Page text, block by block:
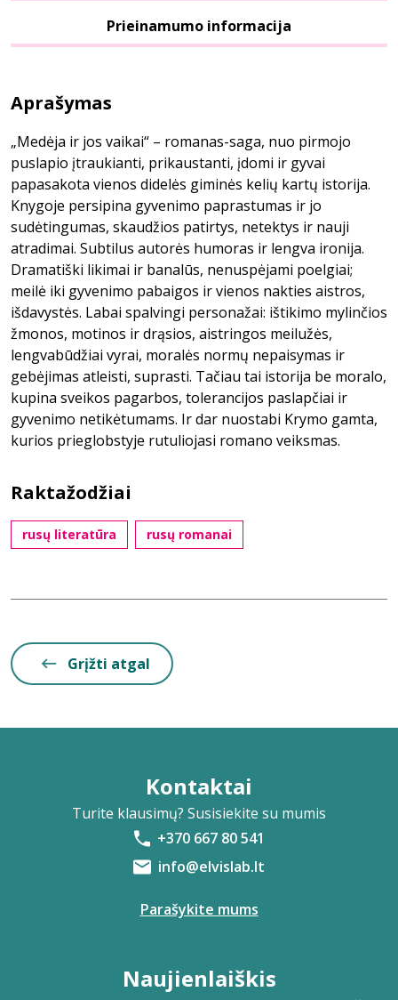
Prieinamumo informacija
Aprašymas
„Medėja ir jos vaikai“ – romanas-saga, nuo pirmojo
puslapio įtraukianti, prikaustanti, įdomi ir gyvai
papasakota vienos didelės giminės kelių kartų istorija.
Knygoje persipina gyvenimo paprastumas ir jo
sudėtingumas, skaudžios patirtys, netektys ir nauji
atradimai. Subtilus autorės humoras ir lengva ironija.
Dramatiški likimai ir banalūs, nenuspėjami poelgiai;
meilė iki gyvenimo pabaigos ir vienos nakties aistros,
išdavystės. Labai spalvingi personažai: ištikimo mylinčios
žmonos, motinos ir drąsios, aistringos meilužės,
lengvabūdžiai vyrai, moralės normų nepaisymas ir
gebėjimas atleisti, suprasti. Tačiau tai istorija be moralo,
kupina sveikos pagarbos, tolerancijos paslapčiai ir
gyvenimo netikėtumams. Ir dar nuostabi Krymo gamta,
kurios prieglobstyje rutuliojasi romano veiksmas.
Raktažodžiai
rusų literatūra rusų romanai
Grįžti atgal
Kontaktai
Turite klausimų? Susisiekite su mumis
+370 667 80 541
info@elvislab.lt
Parašykite mums
Naujienlaiškis